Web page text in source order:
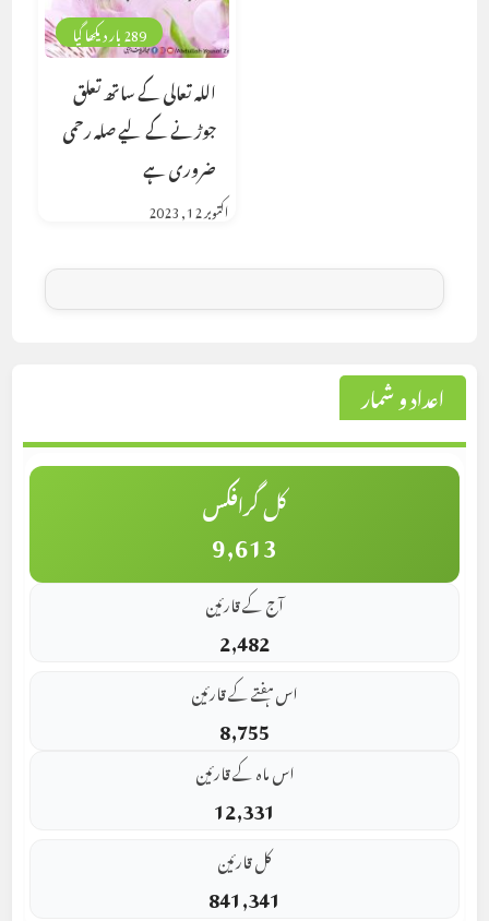
289 بار دیکھا گیا
اللہ تعالی کے ساتھ تعلق
جوڑنے کے لیے صلہ رحمی
ضروری ہے
اکتوبر 12, 2023
اعداد و شمار
کل گرافکس
9,613
آج کے قارئین
2,482
اس ہفتے کے قارئین
8,755
اس ماہ کے قارئین
12,331
کل قارئین
841,341